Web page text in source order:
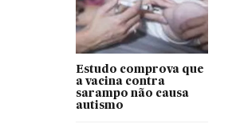
Estudo comprova que
a vacina contra
sarampo não causa
autismo